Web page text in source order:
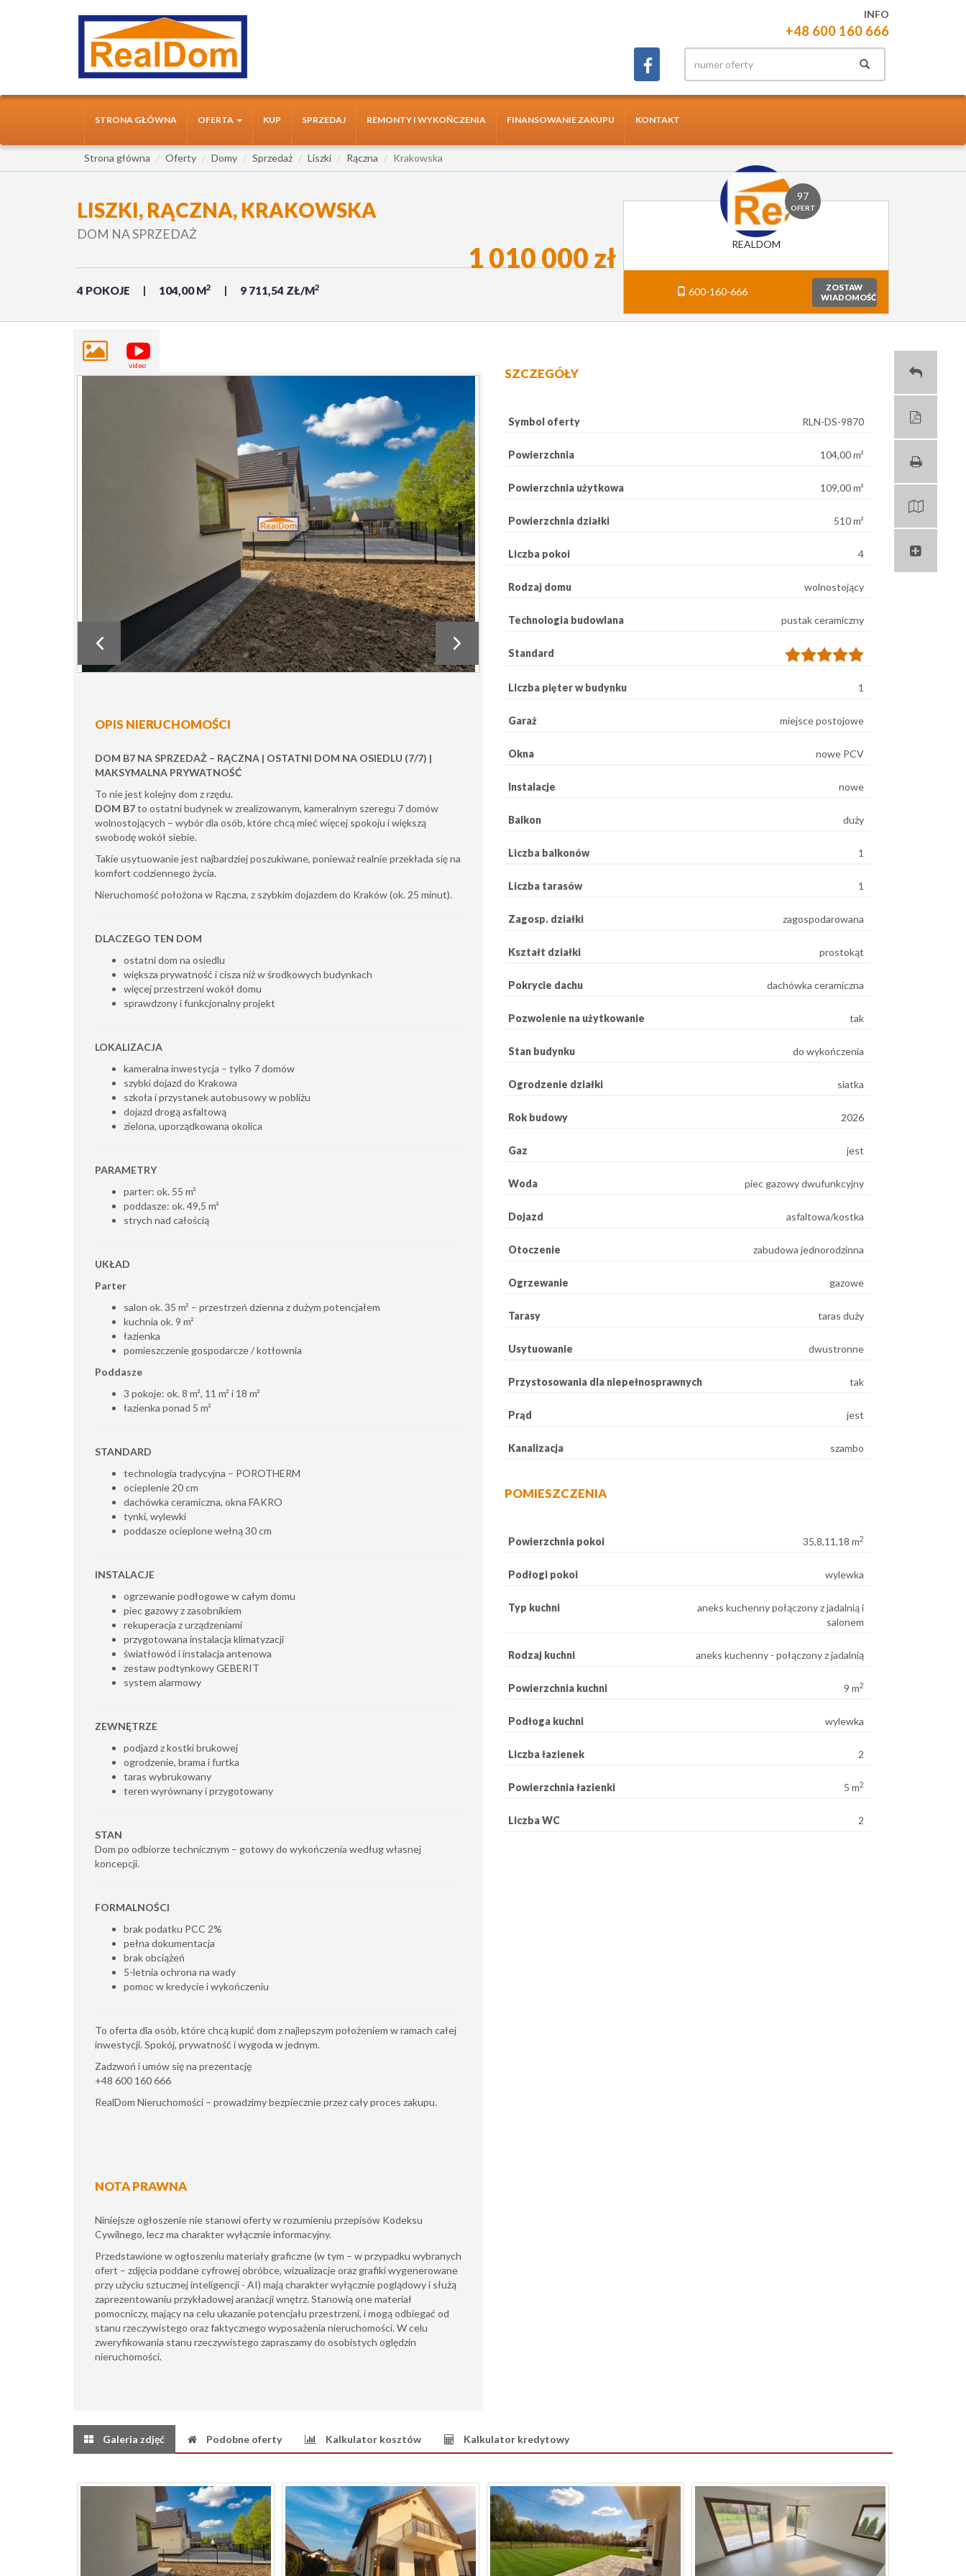
INFO
+48 600 160 666
STRONA GŁÓWNA OFERTA KUP SPRZEDAJ REMONTY I WYKOŃCZENIA FINANSOWANIE ZAKUPU KONTAKT
Strona główna Oferty Domy Sprzedaż Liszki Rączna Krakowska
LISZKI, RĄCZNA, KRAKOWSKA
DOM NA SPRZEDAŻ
4 POKOJE 104,00 M2 9 711,54 ZŁ/M2
1 010 000 zł
97
OFERT
REALDOM
600-160-666
ZOSTAW
WIADOMOŚĆ
OPIS NIERUCHOMOŚCI
DOM B7 NA SPRZEDAŻ – RĄCZNA | OSTATNI DOM NA OSIEDLU (7/7) |
MAKSYMALNA PRYWATNOŚĆ
To nie jest kolejny dom z rzędu.
DOM B7to ostatni budynek w zrealizowanym, kameralnym szeregu 7 domów
wolnostojących – wybór dla osób, które chcą mieć więcej spokoju i większą
swobodę wokół siebie.
Takie usytuowanie jest najbardziej poszukiwane, ponieważ realnie przekłada się na
komfort codziennego życia.
Nieruchomość położona w Rączna, z szybkim dojazdem do Kraków (ok. 25 minut).
DLACZEGO TEN DOM
ostatni dom na osiedlu
większa prywatność i cisza niż w środkowych budynkach
więcej przestrzeni wokół domu
sprawdzony i funkcjonalny projekt
LOKALIZACJA
kameralna inwestycja – tylko 7 domów
szybki dojazd do Krakowa
szkoła i przystanek autobusowy w pobliżu
dojazd drogą asfaltową
zielona, uporządkowana okolica
PARAMETRY
parter: ok. 55 m²
poddasze: ok. 49,5 m²
strych nad całością
UKŁAD
Parter
salon ok. 35 m² – przestrzeń dzienna z dużym potencjałem
kuchnia ok. 9 m²
łazienka
pomieszczenie gospodarcze / kotłownia
Poddasze
3 pokoje: ok. 8 m², 11 m² i 18 m²
łazienka ponad 5 m²
STANDARD
technologia tradycyjna – POROTHERM
ocieplenie 20 cm
dachówka ceramiczna, okna FAKRO
tynki, wylewki
poddasze ocieplone wełną 30 cm
INSTALACJE
ogrzewanie podłogowe w całym domu
piec gazowy z zasobnikiem
rekuperacja z urządzeniami
przygotowana instalacja klimatyzacji
światłowód i instalacja antenowa
zestaw podtynkowy GEBERIT
system alarmowy
ZEWNĘTRZE
podjazd z kostki brukowej
ogrodzenie, brama i furtka
taras wybrukowany
teren wyrównany i przygotowany
STAN
Dom po odbiorze technicznym – gotowy do wykończenia według własnej
koncepcji.
FORMALNOŚCI
brak podatku PCC 2%
pełna dokumentacja
brak obciążeń
5-letnia ochrona na wady
pomoc w kredycie i wykończeniu
To oferta dla osób, które chcą kupić dom z najlepszym położeniem w ramach całej
inwestycji. Spokój, prywatność i wygoda w jednym.
Zadzwoń i umów się na prezentację
+48 600 160 666
RealDom Nieruchomości – prowadzimy bezpiecznie przez cały proces zakupu.
NOTA PRAWNA
Niniejsze ogłoszenie nie stanowi oferty w rozumieniu przepisów Kodeksu
Cywilnego, lecz ma charakter wyłącznie informacyjny.
​Przedstawione w ogłoszeniu materiały graficzne (w tym – w przypadku wybranych
ofert – zdjęcia poddane cyfrowej obróbce, wizualizacje oraz grafiki wygenerowane
przy użyciu sztucznej inteligencji - AI) mają charakter wyłącznie poglądowy i służą
zaprezentowaniu przykładowej aranżacji wnętrz. Stanowią one materiał
pomocniczy, mający na celu ukazanie potencjału przestrzeni, i mogą odbiegać od
stanu rzeczywistego oraz faktycznego wyposażenia nieruchomości. W celu
zweryfikowania stanu rzeczywistego zapraszamy do osobistych oględzin
nieruchomości.
SZCZEGÓŁY
Symbol oferty RLN-DS-9870
Powierzchnia 104,00 m²
Powierzchnia użytkowa 109,00 m²
Powierzchnia działki 510 m²
Liczba pokoi 4
Rodzaj domu wolnostojący
Technologia budowlana pustak ceramiczny
Standard
Liczba pięter w budynku 1
Garaż miejsce postojowe
Okna nowe PCV
Instalacje nowe
Balkon duży
Liczba balkonów 1
Liczba tarasów 1
Zagosp. działki zagospodarowana
Kształt działki prostokąt
Pokrycie dachu dachówka ceramiczna
Pozwolenie na użytkowanie tak
Stan budynku do wykończenia
Ogrodzenie działki siatka
Rok budowy 2026
Gaz jest
Woda piec gazowy dwufunkcyjny
Dojazd asfaltowa/kostka
Otoczenie zabudowa jednorodzinna
Ogrzewanie gazowe
Tarasy taras duży
Usytuowanie dwustronne
Przystosowania dla niepełnosprawnych tak
Prąd jest
Kanalizacja szambo
POMIESZCZENIA
Powierzchnia pokoi 35,8,11,18 m2
Podłogi pokoi wylewka
Typ kuchni
aneks kuchenny połączony z jadalnią i
salonem
Rodzaj kuchni aneks kuchenny - połączony z jadalnią
Powierzchnia kuchni 9 m2
Podłoga kuchni wylewka
Liczba łazienek 2
Powierzchnia łazienki 5 m2
Liczba WC 2
Galeria zdjęć Podobne oferty Kalkulator kosztów Kalkulator kredytowy